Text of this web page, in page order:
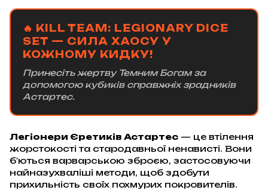
🔥 KILL TEAM: LEGIONARY DICE
SET — СИЛА ХАОСУ У
КОЖНОМУ КИДКУ!
Принесіть жертву Темним Богам за
допомогою кубиків справжніх зрадників
Астартес.
Легіонери Єретиків Астартес — це втілення
жорстокості та стародавньої ненависті. Вони
б'ються варварською зброєю, застосовуючи
найназухваліші методи, щоб здобути
прихильність своїх похмурих покровителів.